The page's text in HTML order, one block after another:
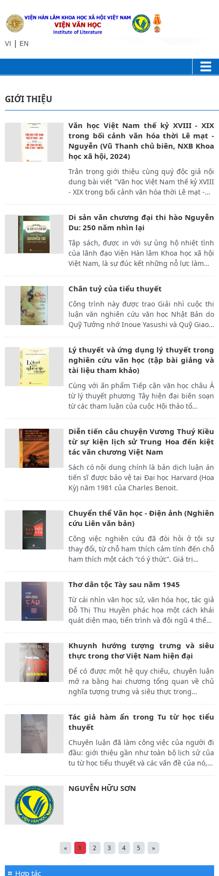
VI | EN
GIỚI THIỆU
Văn học Việt Nam thế kỷ XVIII - XIX
trong bối cảnh văn hóa thời Lê mạt -
Nguyễn (Vũ Thanh chủ biên, NXB Khoa
học xã hội, 2024)
Trân trọng giới thiệu cùng quý độc giả nội
dung bài viết "Văn học Việt Nam thế kỷ XVIII
- XIX trong bối cảnh văn hóa thời Lê mạt -…
Di sản văn chương đại thi hào Nguyễn
Du: 250 năm nhìn lại
Tập sách, được in với sự ủng hộ nhiệt tình
của lãnh đạo Viện Hàn lâm Khoa học xã hội
Việt Nam, là sự đúc kết những nỗ lực làm…
Chân tuỷ của tiểu thuyết
Công trình này được trao Giải nhì cuộc thi
luận văn nghiên cứu văn học Nhật Bản do
Quỹ Tưởng nhớ Inoue Yasushi và Quỹ Giao…
Lý thuyết và ứng dụng lý thuyết trong
nghiên cứu văn học (tập bài giảng và
tài liệu tham khảo)
Cùng với ấn phẩm Tiếp cận văn học châu Á
từ lý thuyết phương Tây hiện đại biên soạn
từ các tham luận của cuộc Hội thảo tổ…
Diễn tiến câu chuyện Vương Thuý Kiều
từ sự kiện lịch sử Trung Hoa đến kiệt
tác văn chương Việt Nam
Sách có nội dung chính là bản dịch luận án
tiến sĩ​ được bảo vệ tại Đại học Harvard (Hoa
Kỳ) năm 1981 của Charles Benoit.
Chuyển thể Văn học - Điện ảnh (Nghiên
cứu Liên văn bản)
Công việc nghiên cứu đã đòi hỏi ở tôi sự
thay đổi, từ chỗ ham thích cảm tính đến chỗ
ham thích một cách “có ý thức”. Giá trị…
Thơ dân tộc Tày sau năm 1945
Từ cái nhìn văn học sử, văn hóa học, tác giả
Đỗ Thị Thu Huyền phác họa một cách khái
quát diện mạo, tiến trình và đội ngũ 4 thế…
Khuynh hướng tượng trưng và siêu
thực trong thơ Việt Nam hiện đại
Để có được một hệ quy chiếu, chuyên luận
mở ra bằng hai chương tổng quan về chủ
nghĩa tượng trưng và siêu thực trong…
Tác giả hàm ẩn trong Tu từ học tiểu
thuyết
Chuyên luận đã làm công việc của người đi
đầu: giới thiệu gần như toàn bộ lịch sử của
tu từ học tiểu thuyết và các vấn đề của nó,…
NGUYỄN HỮU SƠN
« 1 2 3 4 5 »
Hợp tác